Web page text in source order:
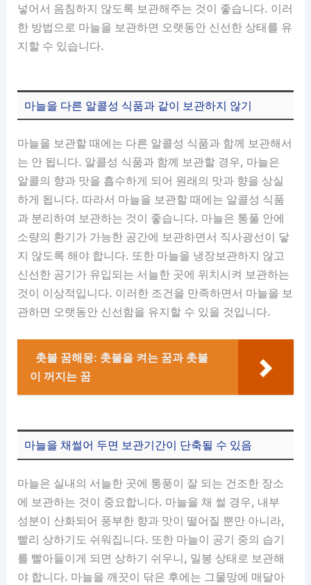
넣어서 음침하지 않도록 보관해주는 것이 좋습니다. 이러
한 방법으로 마늘을 보관하면 오랫동안 신선한 상태를 유
지할 수 있습니다.
마늘을 다른 알콜성 식품과 같이 보관하지 않기
마늘을 보관할 때에는 다른 알콜성 식품과 함께 보관해서
는 안 됩니다. 알콜성 식품과 함께 보관할 경우, 마늘은
알콜의 향과 맛을 흡수하게 되어 원래의 맛과 향을 상실
하게 됩니다. 따라서 마늘을 보관할 때에는 알콜성 식품
과 분리하여 보관하는 것이 좋습니다. 마늘은 통풀 안에
소량의 환기가 가능한 공간에 보관하면서 직사광선이 닿
지 않도록 해야 합니다. 또한 마늘을 냉장보관하지 않고
신선한 공기가 유입되는 서늘한 곳에 위치시켜 보관하는
것이 이상적입니다. 이러한 조건을 만족하면서 마늘을 보
관하면 오랫동안 신선함을 유지할 수 있을 것입니다.
촛불 꿈해몽: 촛불을 켜는 꿈과 촛불
이 꺼지는 꿈
마늘을 채썰어 두면 보관기간이 단축될 수 있음
마늘은 실내의 서늘한 곳에 통풍이 잘 되는 건조한 장소
에 보관하는 것이 중요합니다. 마늘을 채 썰 경우, 내부
성분이 산화되어 풍부한 향과 맛이 떨어질 뿐만 아니라,
빨리 상하기도 쉬워집니다. 또한 마늘이 공기 중의 습기
를 빨아들이게 되면 상하기 쉬우니, 밀봉 상태로 보관해
야 합니다. 마늘을 깨끗이 닦은 후에는 그물망에 매달아